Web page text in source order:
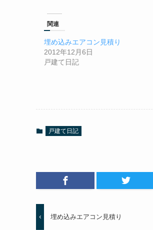
関連
埋め込みエアコン見積り
2012年12月6日
戸建て日記
戸建て日記
埋め込みエアコン見積り